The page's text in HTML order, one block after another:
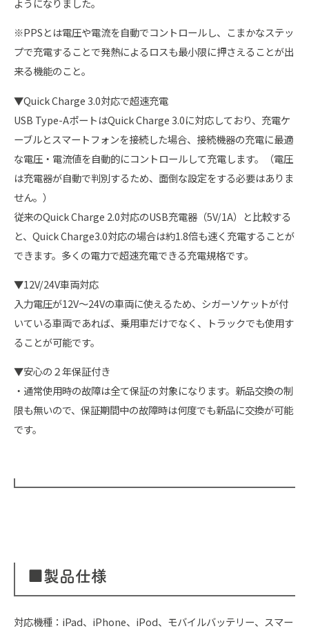
ようになりました。
※PPSとは電圧や電流を自動でコントロールし、こまかなステッ
プで充電することで発熱によるロスも最小限に押さえることが出
来る機能のこと。
▼Quick Charge 3.0対応で超速充電
USB Type-AポートはQuick Charge 3.0に対応しており、充電ケ
ーブルとスマートフォンを接続した場合、接続機器の充電に最適
な電圧・電流値を自動的にコントロールして充電します。（電圧
は充電器が自動で判別するため、面倒な設定をする必要はありま
せん。）
従来のQuick Charge 2.0対応のUSB充電器（5V/1A）と比較する
と、Quick Charge3.0対応の場合は約1.8倍も速く充電することが
できます。多くの電力で超速充電できる充電規格です。
▼12V/24V車両対応
入力電圧が12V～24Vの車両に使えるため、シガーソケットが付
いている車両であれば、乗用車だけでなく、トラックでも使用す
ることが可能です。
▼安心の２年保証付き
・通常使用時の故障は全て保証の対象になります。新品交換の制
限も無いので、保証期間中の故障時は何度でも新品に交換が可能
です。
■製品仕様
対応機種：iPad、iPhone、iPod、モバイルバッテリー、スマー